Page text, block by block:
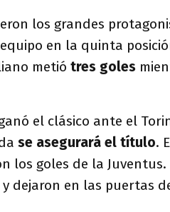
los grandes
en la quinta
metió tres goles
el clásico ante el
se asegurará el título.
los goles de la
dejaron en las puertas